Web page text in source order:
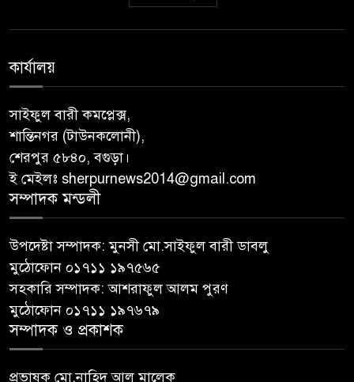
কার্যালয়
সাইফুল বারী কমপ্লেক্স,
শান্তিনগর (টাউনকলোনী),
শেরপুর ৫৮৪০, বগুড়া।
ই মেইলঃ sherpurnews2014@gmail.com
সম্পাদক মন্ডলী
উপদেষ্টা সম্পাদক: মুনসী মো.সাইফুল বারী ডাবলু
মুঠোফোন ০১৭১১ ১৯৭৫৬৫
সহকারি সম্পাদক: আশরাফুল আলম পুরণ
মুঠোফোন ০১৭১১ ১৯৭৬৭৯
সম্পাদক ও প্রকাশক
প্রভাষক মো.নাহিদ আল মালেক